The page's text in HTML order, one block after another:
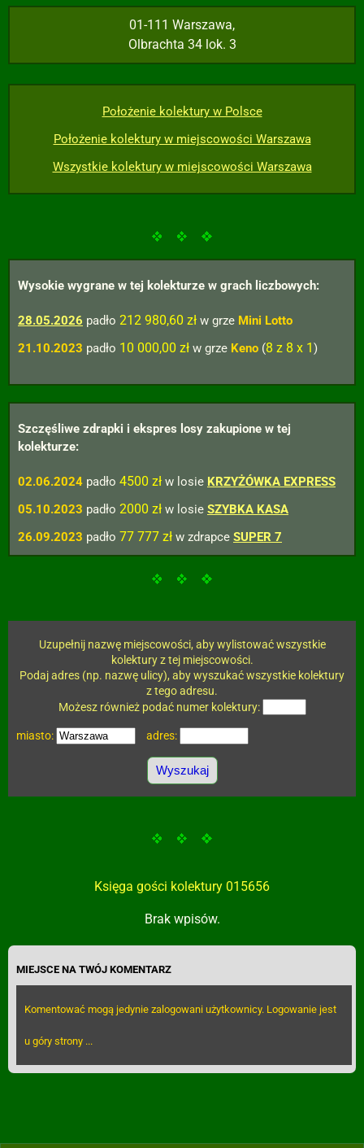
01-111 Warszawa,
Olbrachta 34 lok. 3
Położenie kolektury w Polsce
Położenie kolektury w miejscowości Warszawa
Wszystkie kolektury w miejscowości Warszawa
Wysokie wygrane w tej kolekturze w grach liczbowych:
28.05.2026 padło 212 980,60 zł w grze Mini Lotto
21.10.2023 padło 10 000,00 zł w grze Keno (8 z 8 x 1)
Szczęśliwe zdrapki i ekspres losy zakupione w tej
kolekturze:
02.06.2024 padło 4500 zł w losie KRZYŻÓWKA EXPRESS
05.10.2023 padło 2000 zł w losie SZYBKA KASA
26.09.2023 padło 77 777 zł w zdrapce SUPER 7
Uzupełnij nazwę miejscowości, aby wylistować wszystkie
kolektury z tej miejscowości.
Podaj adres (np. nazwę ulicy), aby wyszukać wszystkie kolektury
z tego adresu.
Możesz również podać numer kolektury:
miasto: adres:
Księga gości kolektury 015656
Brak wpisów.
MIEJSCE NA TWÓJ KOMENTARZ
Komentować mogą jedynie zalogowani użytkownicy. Logowanie jest
u góry strony ...